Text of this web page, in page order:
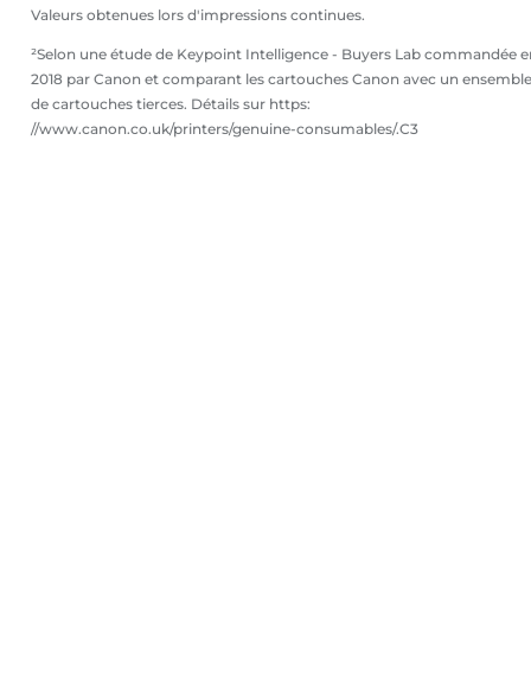
Valeurs obtenues lors d'impressions continues.
²Selon une étude de Keypoint Intelligence - Buyers Lab commandée
2018 par Canon et comparant les cartouches Canon avec un ensemble
de cartouches tierces. Détails sur https:
//www.canon.co.uk/printers/genuine-consumables/.C3